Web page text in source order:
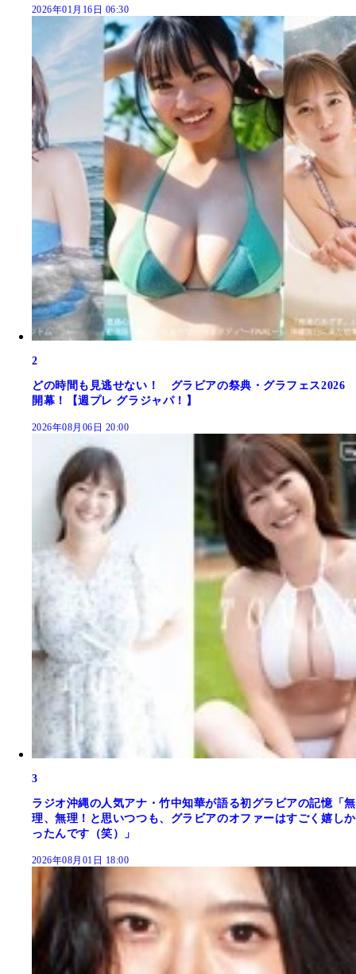
2026年01月16日 06:30
2
どの時間も見逃せない！ グラビアの祭典・グラフェス2026
開幕！【週プレ グラジャパ！】
2026年08月06日 20:00
3
ラジオ沖縄の人気アナ・竹中知華が語る初グラビアの記憶「無
理、無理！と思いつつも、グラビアのオファーはすごく嬉しか
ったんです（笑）」
2026年08月01日 18:00